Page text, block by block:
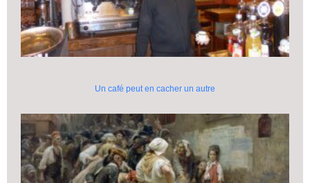
Un café peut en cacher un autre